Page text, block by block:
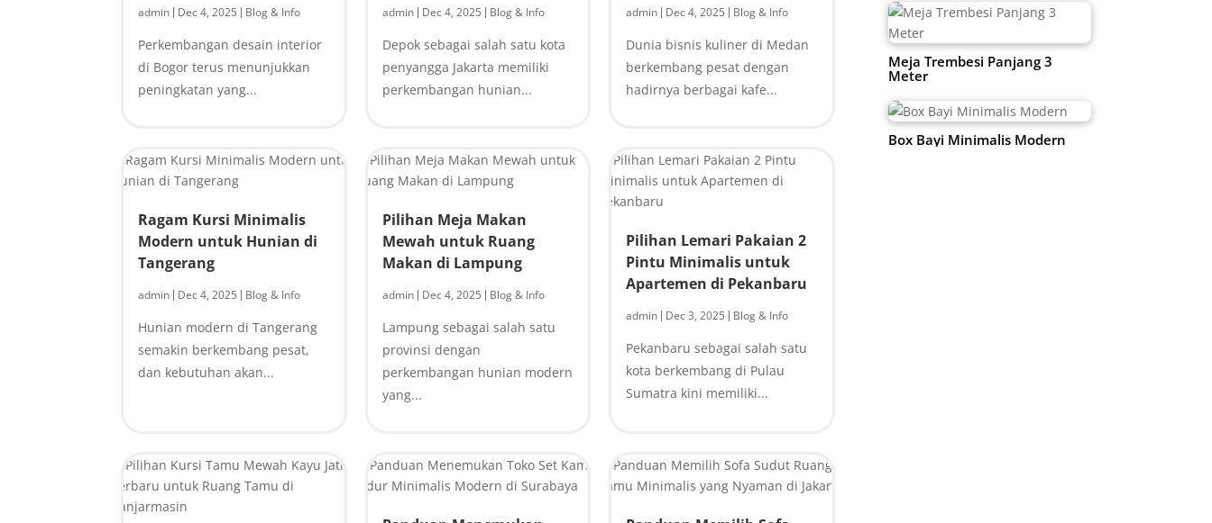
admin Dec 4, 2025 Blog & Info
Perkembangan desain interior
di Bogor terus menunjukkan
peningkatan yang...
admin Dec 4, 2025 Blog & Info
Depok sebagai salah satu kota
penyangga Jakarta memiliki
perkembangan hunian...
admin Dec 4, 2025 Blog & Info
Dunia bisnis kuliner di Medan
berkembang pesat dengan
hadirnya berbagai kafe...
Ragam Kursi Minimalis
Modern untuk Hunian di
Tangerang
admin Dec 4, 2025 Blog & Info
Hunian modern di Tangerang
semakin berkembang pesat,
dan kebutuhan akan...
Pilihan Meja Makan
Mewah untuk Ruang
Makan di Lampung
admin Dec 4, 2025 Blog & Info
Lampung sebagai salah satu
provinsi dengan
perkembangan hunian modern
yang...
Pilihan Lemari Pakaian 2
Pintu Minimalis untuk
Apartemen di Pekanbaru
admin Dec 3, 2025 Blog & Info
Pekanbaru sebagai salah satu
kota berkembang di Pulau
Sumatra kini memiliki...
Meja Trembesi Panjang 3
Meter
Box Bayi Minimalis Modern